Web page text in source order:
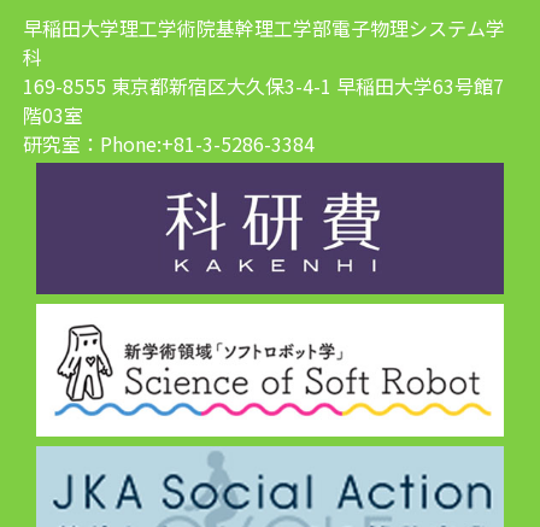
早稲田大学理工学術院基幹理工学部電子物理システム学
科
169-8555 東京都新宿区大久保3-4-1 早稲田大学63号館7
階03室
研究室：Phone:+81-3-5286-3384